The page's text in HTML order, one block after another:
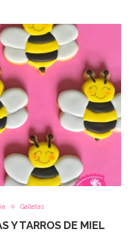
Galletas
Y TARROS DE MIEL